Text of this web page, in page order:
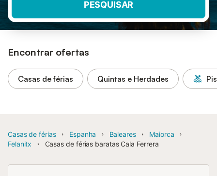
PESQUISAR
Encontrar ofertas
Casas de férias Quintas e Herdades
Casas de férias Espanha Baleares
Maiorca
Felanitx
Casas de férias baratas Cala Ferrera